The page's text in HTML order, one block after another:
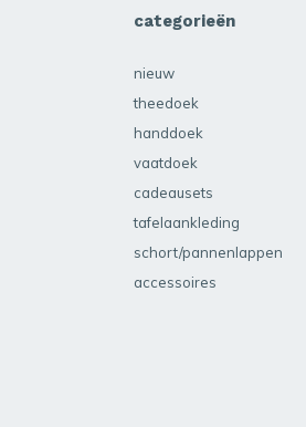
categorieën
nieuw
theedoek
handdoek
vaatdoek
cadeausets
tafelaankleding
schort/pannenlappen
accessoires